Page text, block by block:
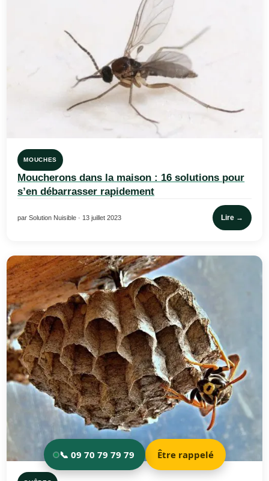
MOUCHES
Moucherons dans la maison : 16 solutions pour
s’en débarrasser rapidement
par Solution Nuisible · 13 juillet 2023 Lire →